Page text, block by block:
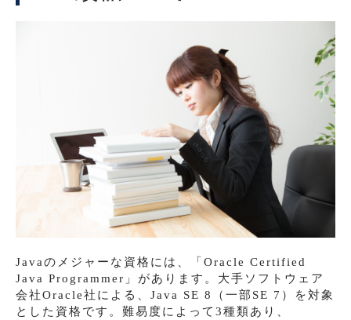
Javaのメジャーな資格には、「Oracle Certified
Java Programmer」があります。大手ソフトウェア
会社Oracle社による、Java SE 8（一部SE 7）を対象
とした資格です。難易度によって3種類あり、